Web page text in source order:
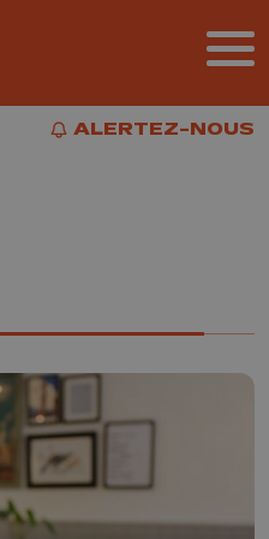
ALERTEZ-NOUS
ALERTEZ-NOUS